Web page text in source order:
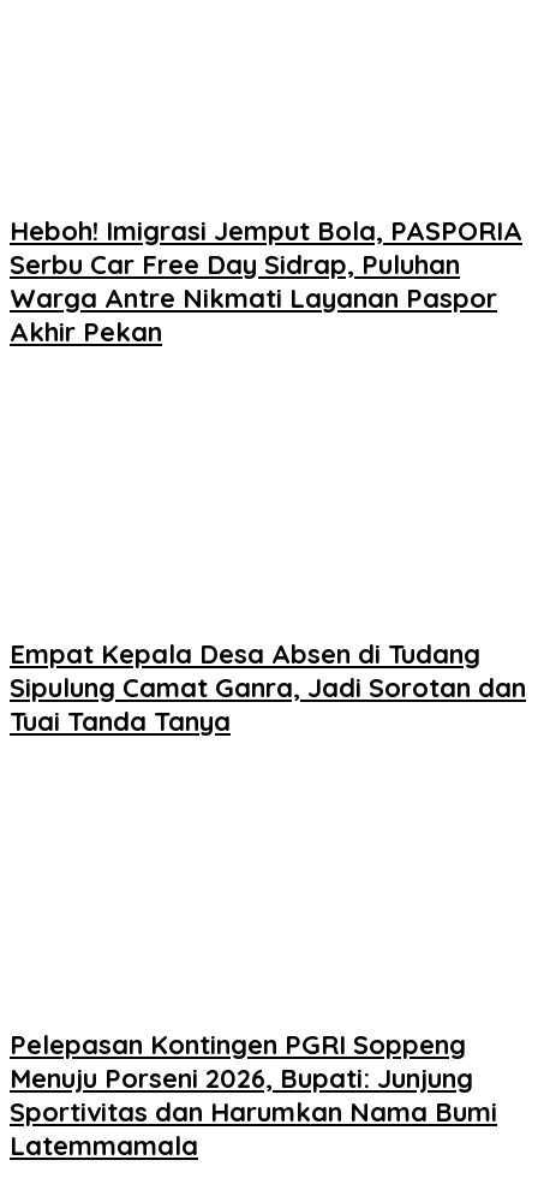
Heboh! Imigrasi Jemput Bola, PASPORIA
Serbu Car Free Day Sidrap, Puluhan
Warga Antre Nikmati Layanan Paspor
Akhir Pekan
Empat Kepala Desa Absen di Tudang
Sipulung Camat Ganra, Jadi Sorotan dan
Tuai Tanda Tanya
Pelepasan Kontingen PGRI Soppeng
Menuju Porseni 2026, Bupati: Junjung
Sportivitas dan Harumkan Nama Bumi
Latemmamala